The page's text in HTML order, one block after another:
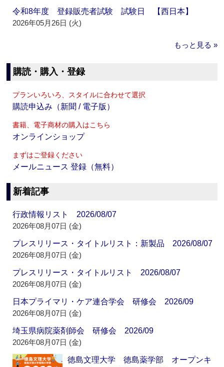
令和8年度 登録販売者試験 試験日 【西日本】
2026年05月26日 (火)
もっと見る »
購読・購入・登録
プランいろいろ、スタイルに合わせて選択
購読申込み（新聞 / 電子版）
書籍、電子商材の購入はこちら
オンラインショップ
まずはご登録ください
メールニュース 登録（無料）
新着記事
行政情報リスト 2026/08/07
2026年08月07日 (金)
プレスリリース・タイトルリスト：新製品 2026/08/07
2026年08月07日 (金)
プレスリリース・タイトルリスト 2026/08/07
2026年08月07日 (金)
日本プライマリ・ケア連合学会 研修会 2026/09
2026年08月07日 (金)
埼玉県病院薬剤師会 研修会 2026/09
2026年08月07日 (金)
徳島文理大学 徳島薬学部 オープンキ